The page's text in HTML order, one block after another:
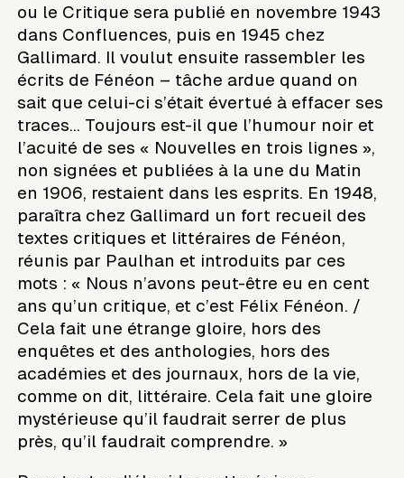
ou le Critique sera publié en novembre 1943
dans Confluences, puis en 1945 chez
Gallimard. Il voulut ensuite rassembler les
écrits de Fénéon – tâche ardue quand on
sait que celui-ci s’était évertué à effacer ses
traces… Toujours est-il que l’humour noir et
l’acuité de ses « Nouvelles en trois lignes »,
non signées et publiées à la une du Matin
en 1906, restaient dans les esprits. En 1948,
paraîtra chez Gallimard un fort recueil des
textes critiques et littéraires de Fénéon,
réunis par Paulhan et introduits par ces
mots : « Nous n’avons peut-être eu en cent
ans qu’un critique, et c’est Félix Fénéon. /
Cela fait une étrange gloire, hors des
enquêtes et des anthologies, hors des
académies et des journaux, hors de la vie,
comme on dit, littéraire. Cela fait une gloire
mystérieuse qu’il faudrait serrer de plus
près, qu’il faudrait comprendre. »